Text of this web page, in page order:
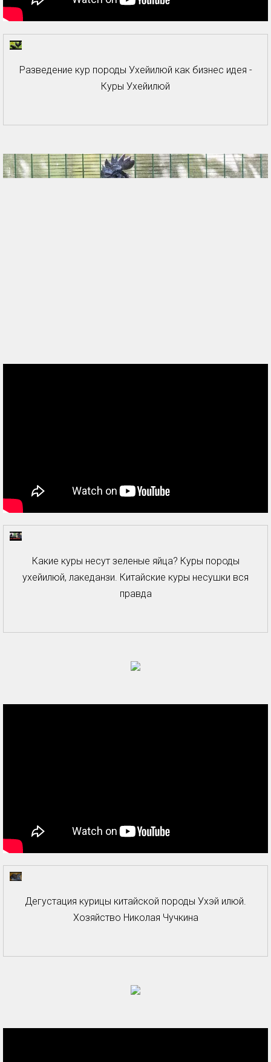
Разведение кур породы Ухейилюй как бизнес идея -
Куры Ухейилюй
Какие куры несут зеленые яйца? Куры породы
ухейилюй, лакеданзи. Китайские куры несушки вся
правда
Дегустация курицы китайской породы Ухэй илюй.
Хозяйство Николая Чучкина